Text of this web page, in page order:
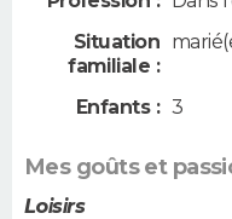
Situation
familiale :
Enfants : 3
Mes goûts et
Loisirs